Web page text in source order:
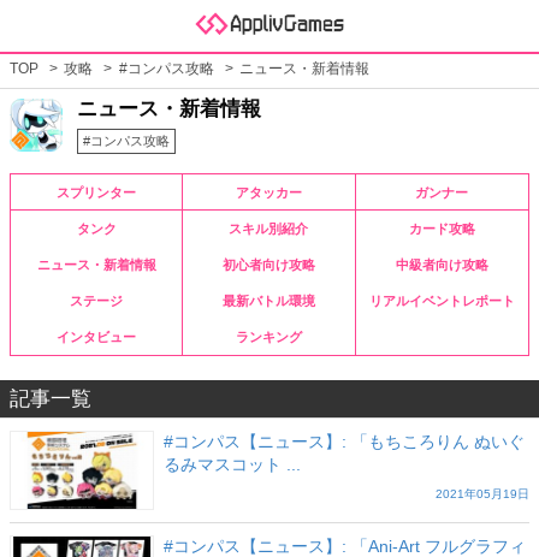
TOP 攻略 #コンパス攻略 ニュース・新着情報
ニュース・新着情報
#コンパス攻略
スプリンター アタッカー ガンナー
タンク スキル別紹介 カード攻略
ニュース・新着情報 初心者向け攻略 中級者向け攻略
ステージ 最新バトル環境 リアルイベントレポート
インタビュー ランキング
記事一覧
#コンパス【ニュース】: 「もちころりん ぬいぐ
るみマスコット ...
2021年05月19日
#コンパス【ニュース】: 「Ani-Art フルグラフィ